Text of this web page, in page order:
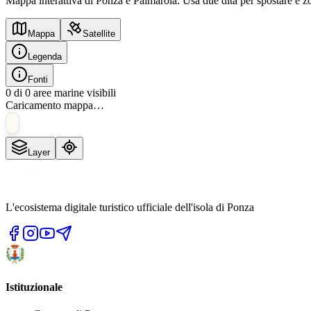
Mappa Satellite
Legenda
Fonti
0 di 0 aree marine visibili
Caricamento mappa…
Layer
L'ecosistema digitale turistico ufficiale dell'isola di Ponza
Istituzionale